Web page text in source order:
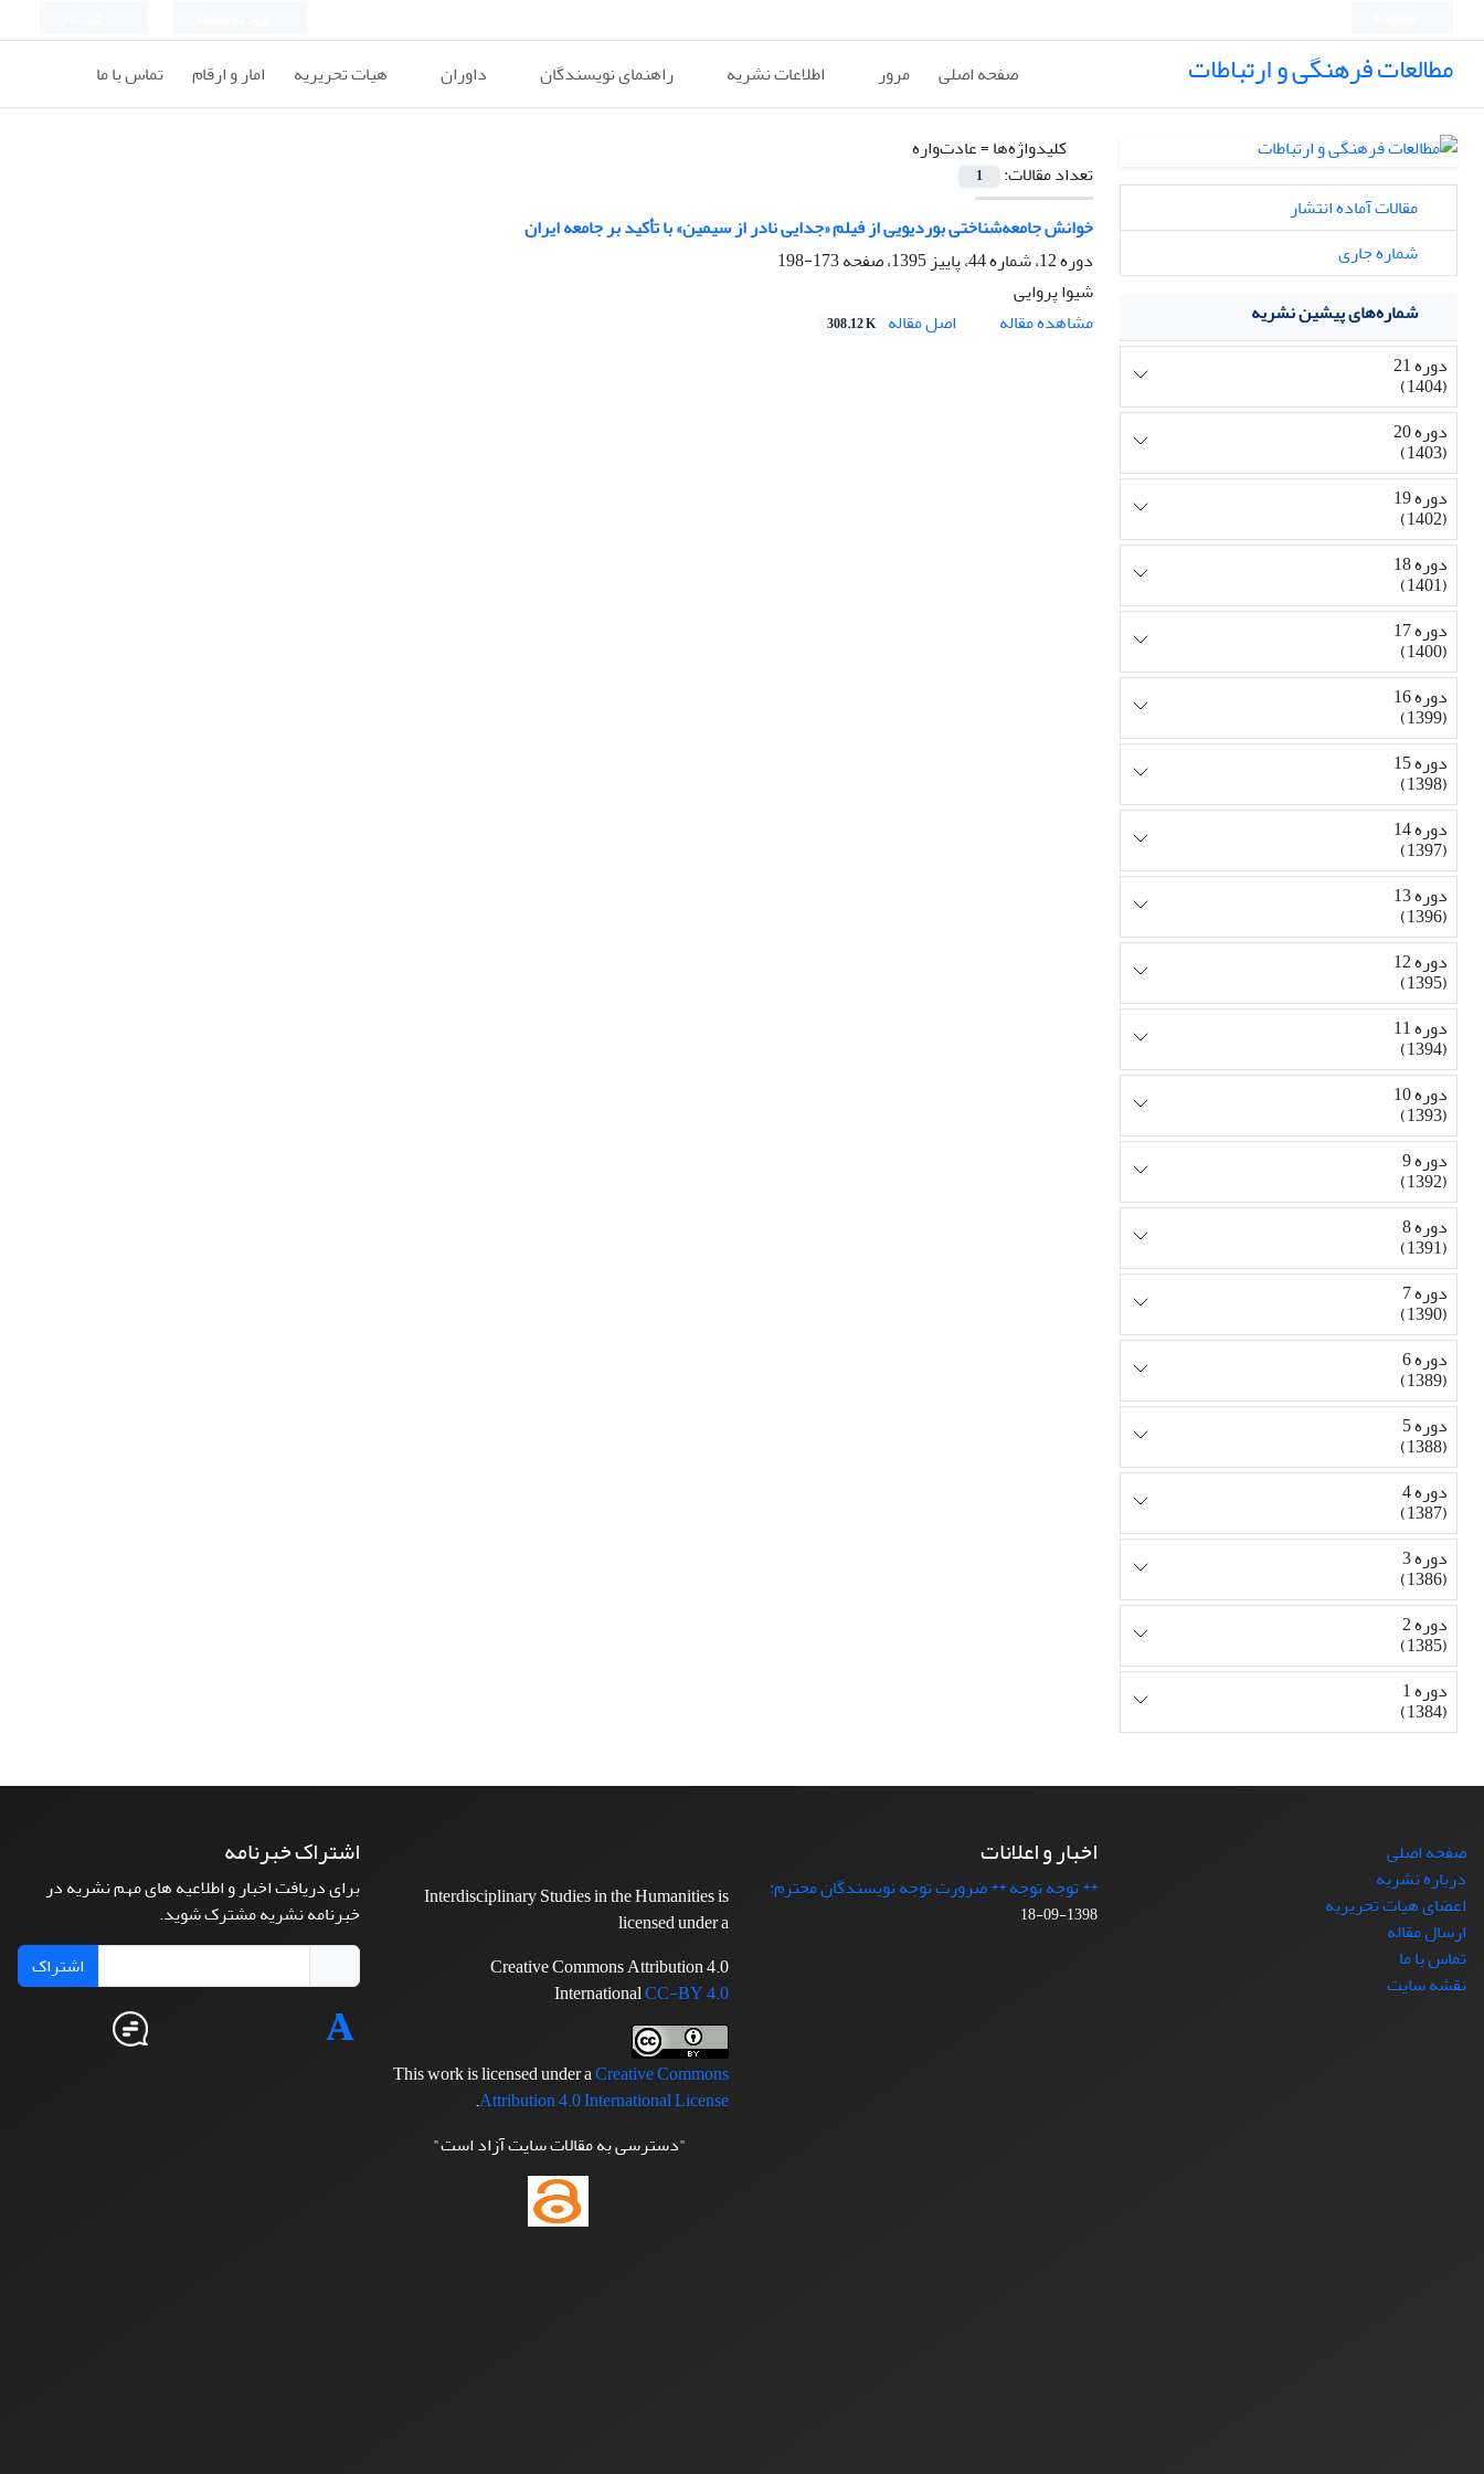
مطالعات فرهنگی و ارتباطات صفحه اصلی مرور اطلاعات نشریه راهنمای نویسندگان داوران هیات تحریریه امار و ارقام تماس با ما
کلیدواژه‌ها =عادت‌واره
تعداد مقالات:
1
خوانش جامعه‌شناختی بوردیویی از فیلم «جدایی نادر از سیمین» با تأکید بر جامعه ایران
دوره 12، شماره 44، پاییز 1395، صفحه
173-198
شیوا پروایی
مشاهده مقاله
اصل مقاله 308.12 K
مقالات آماده انتشار
شماره جاری
شماره‌های پیشین نشریه
دوره 21
(1404)
دوره 20
(1403)
دوره 19
(1402)
دوره 18
(1401)
دوره 17
(1400)
دوره 16
(1399)
دوره 15
(1398)
دوره 14
(1397)
دوره 13
(1396)
دوره 12
(1395)
دوره 11
(1394)
دوره 10
(1393)
دوره 9
(1392)
دوره 8
(1391)
دوره 7
(1390)
دوره 6
(1389)
دوره 5
(1388)
دوره 4
(1387)
دوره 3
(1386)
دوره 2
(1385)
دوره 1
(1384)
صفحه اصلی
درباره نشریه
اعضای هیات تحریریه
ارسال مقاله
تماس با ما
نقشه سایت
اخبار و اعلانات
** توجه توجه ** ضرورت توجه نویسندگان محترم:
1398-09-18
Interdisciplinary Studies in the Humanities is
licensed under a
Creative Commons Attribution 4.0
InternationalCC-BY 4.0
This work is licensed under aCreative Commons
Attribution 4.0 International License
.
"دسترسی به مقالات سایت آزاد است"
اشتراک خبرنامه
برای دریافت اخبار و اطلاعیه های مهم نشریه در
خبرنامه نشریه مشترک شوید.
اشتراک